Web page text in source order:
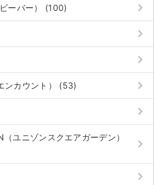
ーバー） (100) keyboard_arrow_right
keyboard_arrow_right
keyboard_arrow_right
ンカウント） (53) keyboard_arrow_right
keyboard_arrow_right
ユニゾンスクエアガーデン）
keyboard_arrow_right
keyboard_arrow_right